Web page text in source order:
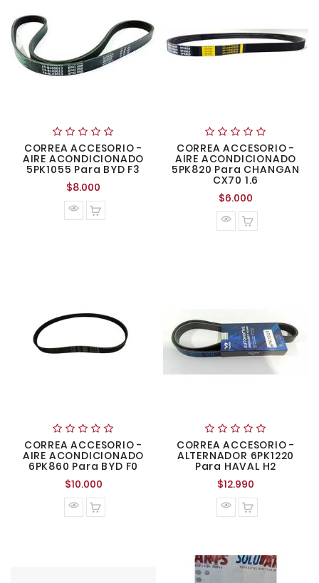
CORREA ACCESORIO -
AIRE ACONDICIONADO
5PK1055 Para BYD F3
$8.000
normal
CORREA ACCESORIO -
AIRE ACONDICIONADO
5PK820 Para CHANGAN
CX70 1.6
$6.000
normal
CORREA ACCESORIO -
AIRE ACONDICIONADO
6PK860 Para BYD F0
$10.000Precio
normal
CORREA ACCESORIO -
ALTERNADOR 6PK1220
Para HAVAL H2
$12.990
normal